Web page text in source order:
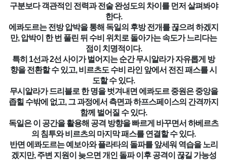
구분보다 객관적인 전력과 전술 완성도의 차이를 먼저 살펴봐야
한다.
에콰도르는 전방 압박을 통해 독일의 후방 전개를 끊으려 하겠지
만, 압박이 한 번 풀린 뒤 수비 위치로 돌아가는 속도가 느리다는
점이 치명적이다.
특히 1선과 2선 사이가 벌어지는 순간 무시알라가 자유롭게 방
향을 전환할 수 있고, 비르츠도 수비 라인 앞에서 전진 패스를 시
도할 수 있다.
무시알라가 드리블로 한 명을 벗겨내면 에콰도르 중원은 중앙을
좁힐 수밖에 없고, 그 과정에서 측면과 하프스페이스의 간격까지
함께 벌어질 수 있다.
독일은 이 공간을 활용해 공격 방향을 빠르게 바꾸면서 하베르츠
의 침투와 비르츠의 마지막 패스를 연결할 수 있다.
반면 에콰도르는 예보아와 플라타의 돌파를 앞세워 역습을 노리
겠지만, 주변 지원이 늦으면 개인 돌파 이후 공격이 끊길 가능성